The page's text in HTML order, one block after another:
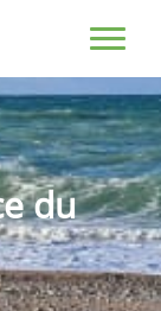
du